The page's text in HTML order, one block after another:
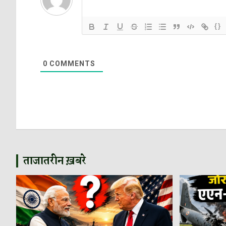
{}
0 COMMENTS
ताजातरीन ख़बरे